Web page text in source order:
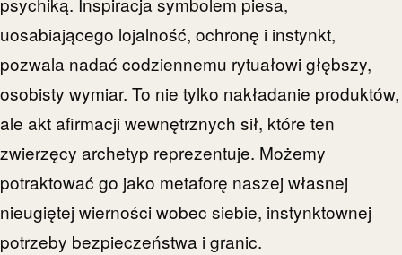
uosabiającego lojalność, ochronę i instynkt,
pozwala nadać codziennemu rytuałowi głębszy,
osobisty wymiar. To nie tylko nakładanie produktów,
ale akt afirmacji wewnętrznych sił, które ten
zwierzęcy archetyp reprezentuje. Możemy
potraktować go jako metaforę naszej własnej
nieugiętej wierności wobec siebie, instynktownej
potrzeby bezpieczeństwa i granic.